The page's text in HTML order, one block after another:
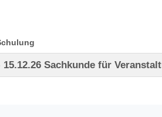
15.12.26 Sachkunde für